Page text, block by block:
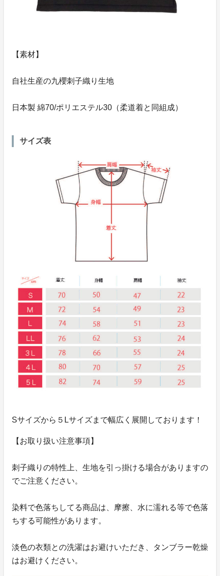
【素材】
自社生産の九櫻刺子織り生地
日本製 綿70/ポリエステル30（柔道着と同組成）
サイズ表
Sサイズから５Lサイズまで幅広く展開しております！
【お取り扱い注意事項】
刺子織りの特性上、生地を引っ掛ける場合がありますの
でご注意ください。
染料で色落ちしてる商品は、摩擦、水に濡れる等で色落
ちする可能性があります。
淡色の衣類との洗濯はお避けいただき、タンブラー乾燥
はお避けください。